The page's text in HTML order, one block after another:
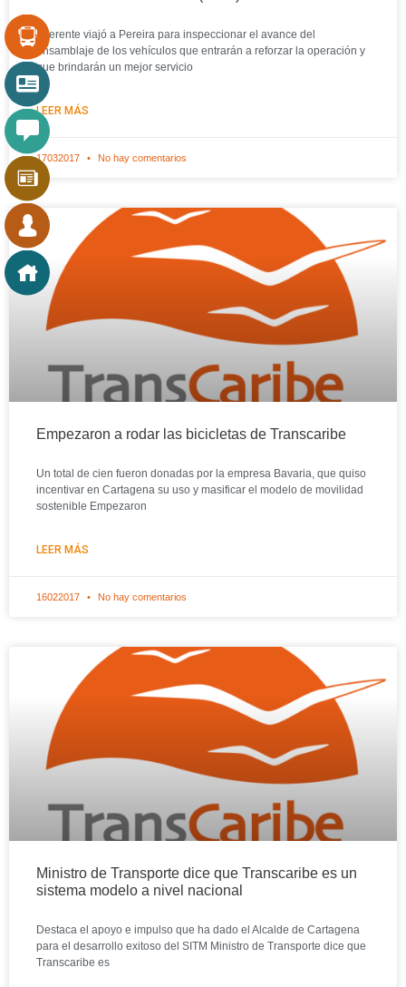
*Gerente viajó a Pereira para inspeccionar el avance del
ensamblaje de los vehículos que entrarán a reforzar la operación y
que brindarán un mejor servicio
LEER MÁS
17032017 No hay comentarios
Empezaron a rodar las bicicletas de Transcaribe
Un total de cien fueron donadas por la empresa Bavaria, que quiso
incentivar en Cartagena su uso y masificar el modelo de movilidad
sostenible Empezaron
LEER MÁS
16022017 No hay comentarios
Ministro de Transporte dice que Transcaribe es un
sistema modelo a nivel nacional
Destaca el apoyo e impulso que ha dado el Alcalde de Cartagena
para el desarrollo exitoso del SITM Ministro de Transporte dice que
Transcaribe es